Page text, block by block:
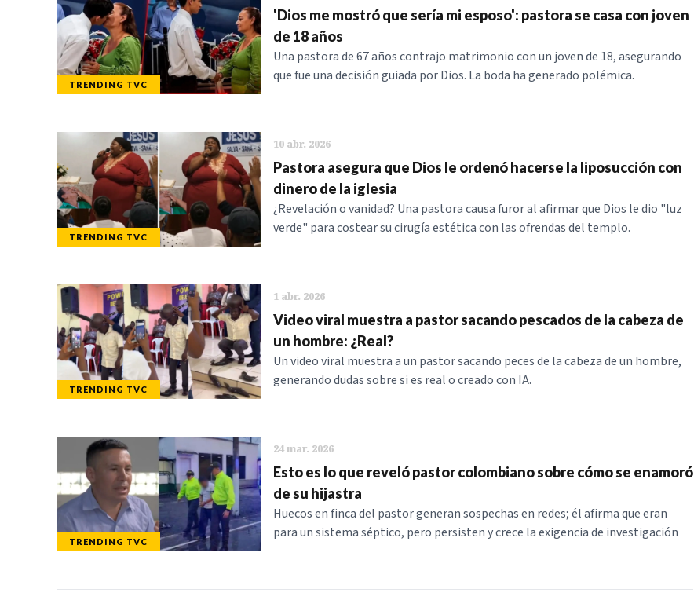
TRENDING TVC
'Dios me mostró que sería mi esposo': pastora se casa con joven
de 18 años
Una pastora de 67 años contrajo matrimonio con un joven de 18, asegurando
que fue una decisión guiada por Dios. La boda ha generado polémica.
TRENDING TVC
10 abr. 2026
Pastora asegura que Dios le ordenó hacerse la liposucción con
dinero de la iglesia
¿Revelación o vanidad? Una pastora causa furor al afirmar que Dios le dio "luz
verde" para costear su cirugía estética con las ofrendas del templo.
TRENDING TVC
1 abr. 2026
Video viral muestra a pastor sacando pescados de la cabeza de
un hombre: ¿Real?
Un video viral muestra a un pastor sacando peces de la cabeza de un hombre,
generando dudas sobre si es real o creado con IA.
TRENDING TVC
24 mar. 2026
Esto es lo que reveló pastor colombiano sobre cómo se enamoró
de su hijastra
Huecos en finca del pastor generan sospechas en redes; él afirma que eran
para un sistema séptico, pero persisten y crece la exigencia de investigación